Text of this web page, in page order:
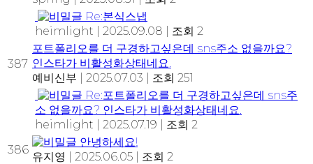
Re:본식스냅
heimlight
2025.09.08 조회 2
387
포트폴리오를 더 구경하고싶은데 sns주소 없을까요?
인스타가 비활성화상태네요.
예비신부
2025.07.03
조회 251
Re:포트폴리오를 더 구경하고싶은데 sns주
소 없을까요? 인스타가 비활성화상태네요.
heimlight
2025.07.19
조회 2
386
안녕하세요!
유지영
2025.06.05
조회 2